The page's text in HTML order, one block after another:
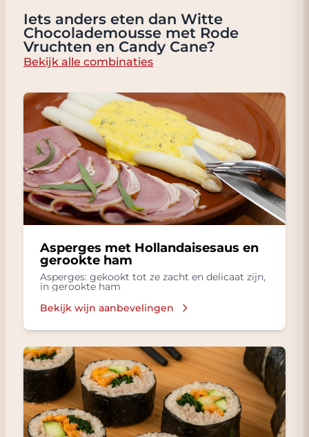
Iets anders eten dan Witte
Chocolademousse met Rode
Vruchten en Candy Cane?
Bekijk alle combinaties
Asperges met Hollandaisesaus en
gerookte ham
Asperges: gekookt tot ze zacht en delicaat zijn,
in gerookte ham
Bekijk wijn aanbevelingen